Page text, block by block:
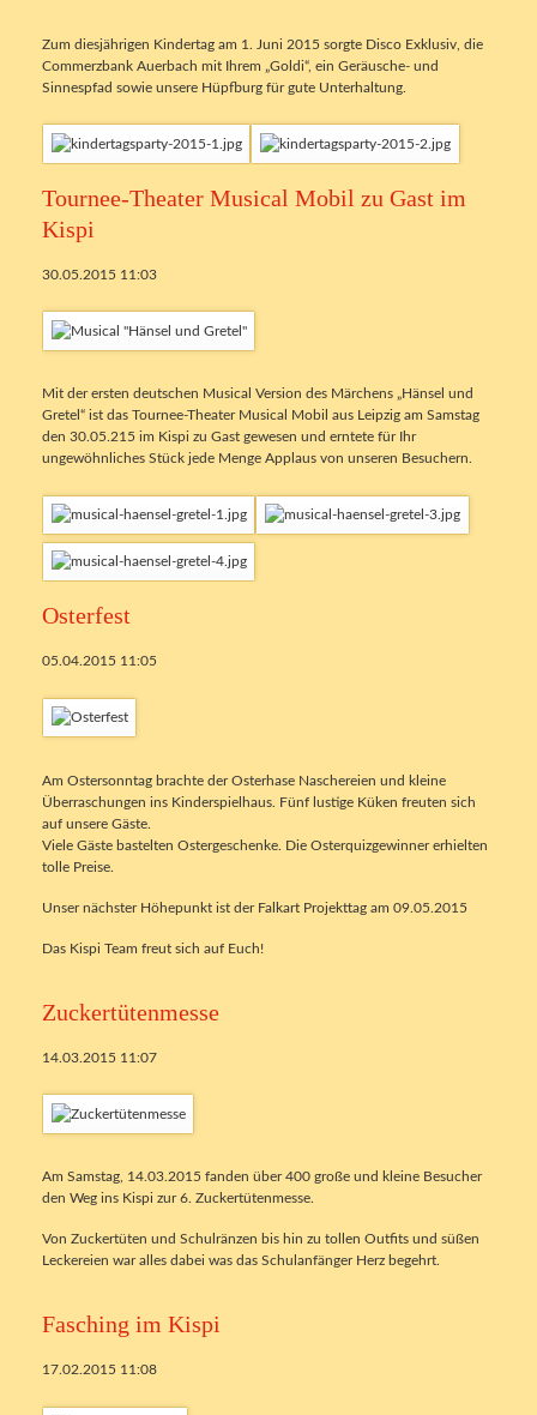
Zum diesjährigen Kindertag am 1. Juni 2015 sorgte Disco Exklusiv, die
Commerzbank Auerbach mit Ihrem „Goldi“, ein Geräusche- und
Sinnespfad sowie unsere Hüpfburg für gute Unterhaltung.
Tournee-Theater Musical Mobil zu Gast im
Kispi
30.05.2015 11:03
Mit der ersten deutschen Musical Version des Märchens „Hänsel und
Gretel“ ist das Tournee-Theater Musical Mobil aus Leipzig am Samstag
den 30.05.215 im Kispi zu Gast gewesen und erntete für Ihr
ungewöhnliches Stück jede Menge Applaus von unseren Besuchern.
Osterfest
05.04.2015 11:05
Am Ostersonntag brachte der Osterhase Naschereien und kleine
Überraschungen ins Kinderspielhaus. Fünf lustige Küken freuten sich
auf unsere Gäste.
Viele Gäste bastelten Ostergeschenke. Die Osterquizgewinner erhielten
tolle Preise.
Unser nächster Höhepunkt ist der Falkart Projekttag am 09.05.2015
Das Kispi Team freut sich auf Euch!
Zuckertütenmesse
14.03.2015 11:07
Am Samstag, 14.03.2015 fanden über 400 große und kleine Besucher
den Weg ins Kispi zur 6. Zuckertütenmesse.
Von Zuckertüten und Schulränzen bis hin zu tollen Outfits und süßen
Leckereien war alles dabei was das Schulanfänger Herz begehrt.
Fasching im Kispi
17.02.2015 11:08